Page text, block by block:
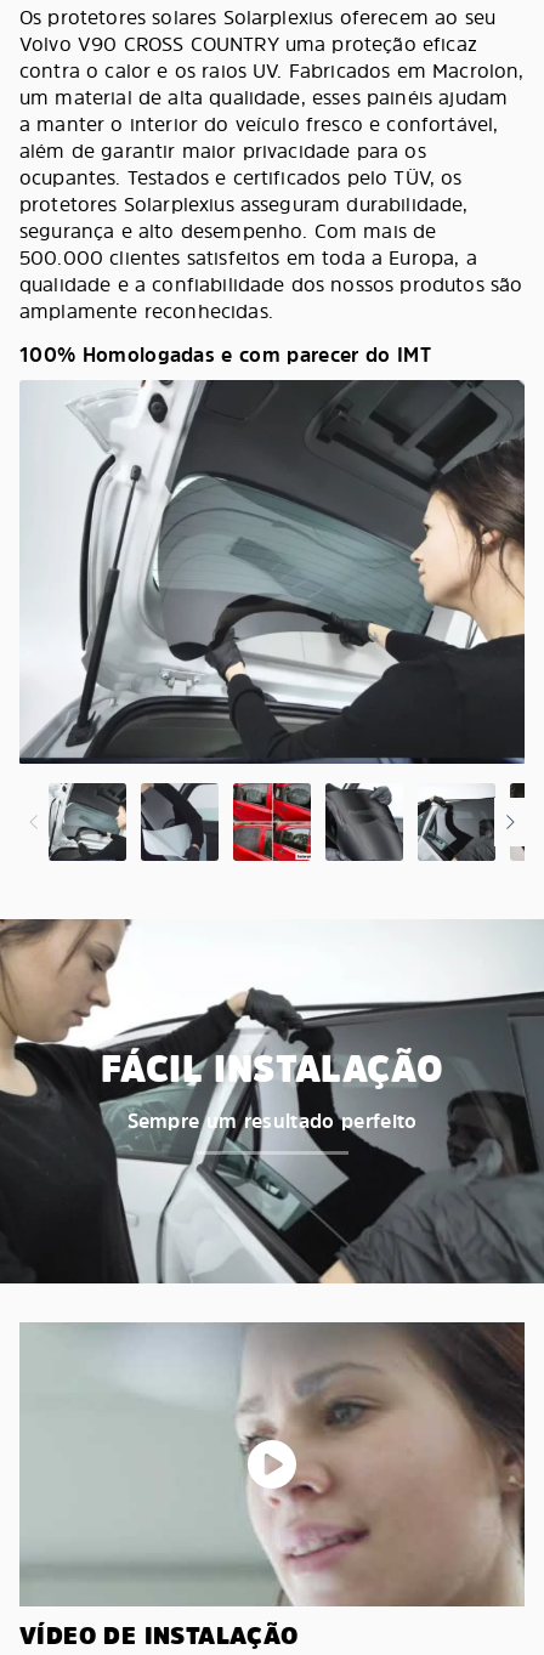
Os protetores solares Solarplexius oferecem ao seu
Volvo V90 CROSS COUNTRY uma proteção eficaz
contra o calor e os raios UV. Fabricados em Macrolon,
um material de alta qualidade, esses painéis ajudam
a manter o interior do veículo fresco e confortável,
além de garantir maior privacidade para os
ocupantes. Testados e certificados pelo TÜV, os
protetores Solarplexius asseguram durabilidade,
segurança e alto desempenho. Com mais de
500.000 clientes satisfeitos em toda a Europa, a
qualidade e a confiabilidade dos nossos produtos são
amplamente reconhecidas.
100% Homologadas e com parecer do IMT
FÁCIL INSTALAÇÃO
Sempre um resultado perfeito
VÍDEO DE INSTALAÇÃO